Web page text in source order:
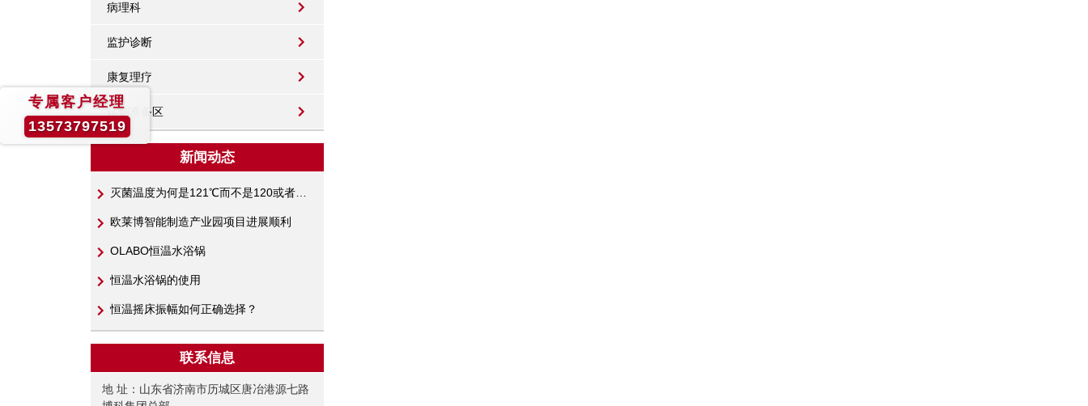
病理科
监护诊断
康复理疗
试剂准备区
新闻动态
欧莱博智能制造产业园项目进展顺利
OLABO恒温水浴锅
恒温水浴锅的使用
恒温摇床振幅如何正确选择？
联系信息
地 址：山东省济南市历城区唐冶港源七路
专属客户经理
13573797519